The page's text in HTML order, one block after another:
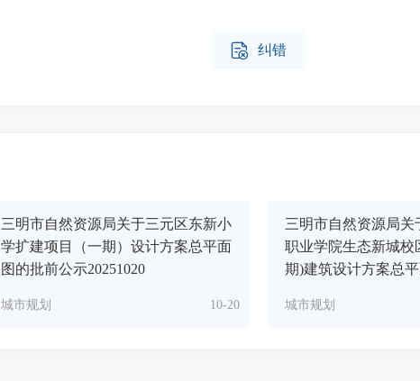
 纠错
三明市自然资源局关于三元区东新小
学扩建项目（一期）设计方案总平面
图的批前公示20251020
10-20
城市规划
三明市自然资源局关
职业学院生态新城校
期)建筑设计方案总
城市规划